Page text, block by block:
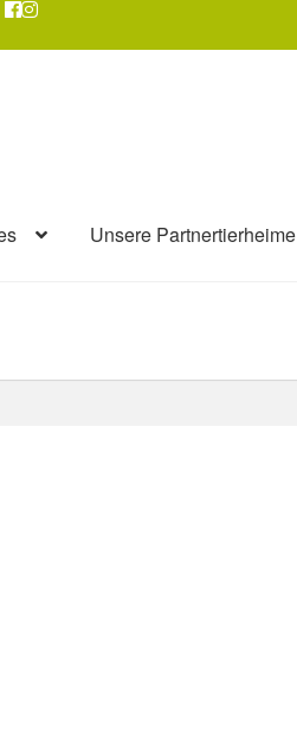
Unsere Partnertierheime